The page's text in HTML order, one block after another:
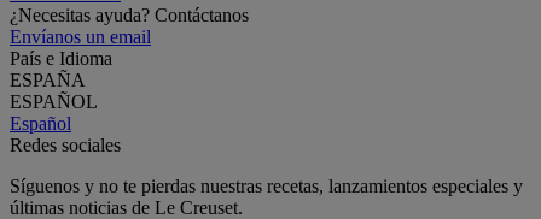
¿Necesitas ayuda? Contáctanos
Envíanos un email
País e Idioma
ESPAÑA
ESPAÑOL
Español
Redes sociales
Síguenos y no te pierdas nuestras recetas, lanzamientos especiales y
últimas noticias de Le Creuset.